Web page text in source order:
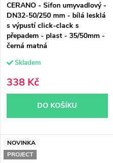
CERANO - Sifon umyvadlový -
DN32-50/250 mm - bílá lesklá
s výpustí click-clack s
přepadem - plast - 35/50mm -
černá matná
Skladem
338 Kč
DO KOŠÍKU
NOVINKA
PROJECT